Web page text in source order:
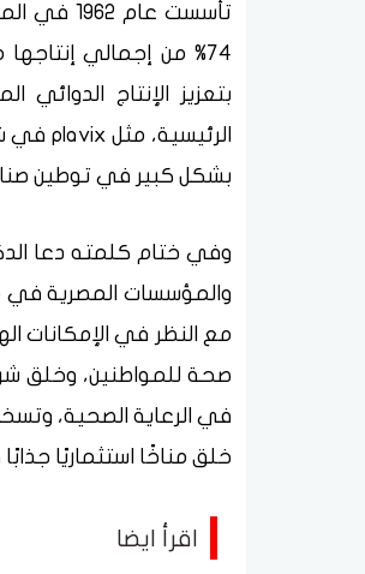
تأسست
74% من إجمالي
بتعزيز الإنتاج
بشكل كبير في توطين
وفي ختام كلمته دعا
والمؤسسات المصرية في
مع النظر في الإمكانات
صحة للمواطنين، وخلق
في الرعاية الصحية،
خلق مناخًا استثماريًا
اقرأ ايضا